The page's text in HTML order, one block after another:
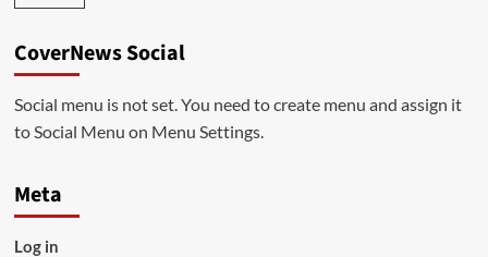
CoverNews Social
Social menu is not set. You need to create menu and assign it
to Social Menu on Menu Settings.
Meta
Log in